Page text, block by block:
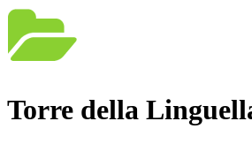
Torre della